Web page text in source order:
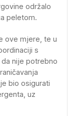
održalo
peletom.
ove mjere, te u
s
nije potrebno
bio osigurati
uz